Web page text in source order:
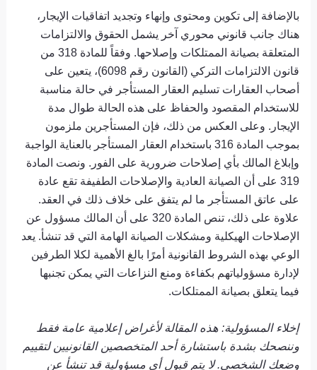
بالإضافة إلى تكوين ومحتوى وإنهاء وتجديد اتفاقيات الإيجار،
هناك جانب قانوني محوري آخر يشمل الحقوق والالتزامات
المتعلقة بصيانة الممتلكات وإصلاحها. وفقاً للمادة 318 من
قانون الالتزامات التركي (القانون رقم 6098)، يتعين على
أصحاب العقارات تسليم العقار المستأجر في حالة مناسبة
للاستخدام المقصود والحفاظ على هذه الحالة طوال مدة
الإيجار. وعلى العكس من ذلك، فإن المستأجرين ملزمون
بموجب المادة 316 باستخدام العقار المستأجر بالعناية الواجبة
وإبلاغ المالك بأي إصلاحات ضرورية على الفور. ونصت المادة
319 على أن الصيانة العادية والإصلاحات الطفيفة تقع عادة
على عاتق المستأجر ما لم يتفق على خلاف ذلك في العقد.
علاوة على ذلك، تنص المادة 320 على أن المالك مسؤول عن
الإصلاحات الهيكلية ومشكلات الصيانة الهامة التي قد تنشأ. يعد
الوعي بهذه الشروط القانونية أمرًا بالغ الأهمية لكلا الطرفين
لإدارة مسؤولياتهم بكفاءة ومنع النزاعات التي يمكن تجنبها
فيما يتعلق بصيانة الممتلكات.
إخلاء المسؤولية: هذه المقالة لأغراض إعلامية عامة فقط
وننصحك بشدة باستشارة أحد المتخصصين القانونيين لتقييم
وضعك الشخصي. لا يتم قبول أي مسؤولية قد تنشأ عن